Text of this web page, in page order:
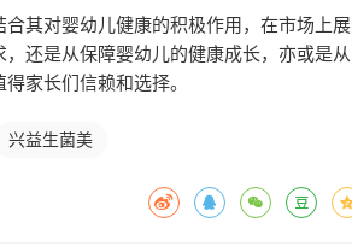
其对婴幼儿健康的积极作用，在市场上展
还是从保障婴幼儿的健康成长，亦或是从
家长们信赖和选择。
兴益生菌美